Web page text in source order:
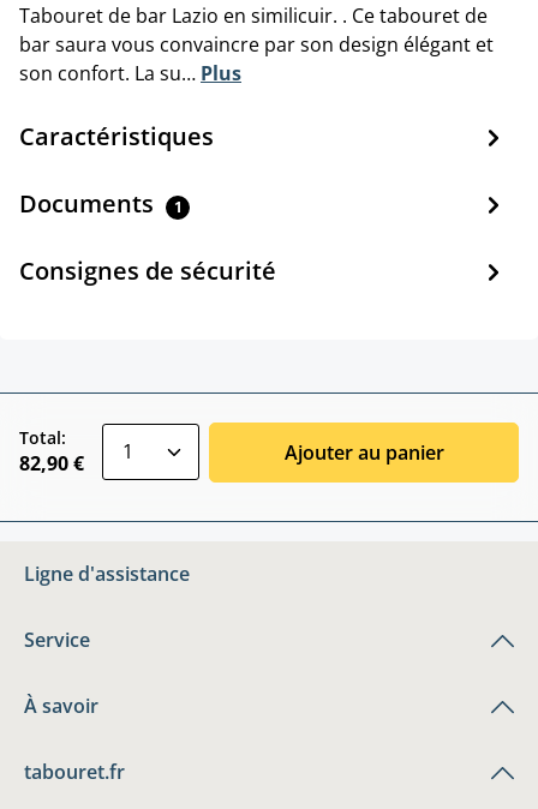
Tabouret de bar Lazio en similicuir. . Ce tabouret de
bar saura vous convaincre par son design élégant et
son confort. La su… Plus
Caractéristiques
Documents 1
Consignes de sécurité
Total:
82,90 € Ajouter au panier
Ligne d'assistance
Service
À savoir
tabouret.fr